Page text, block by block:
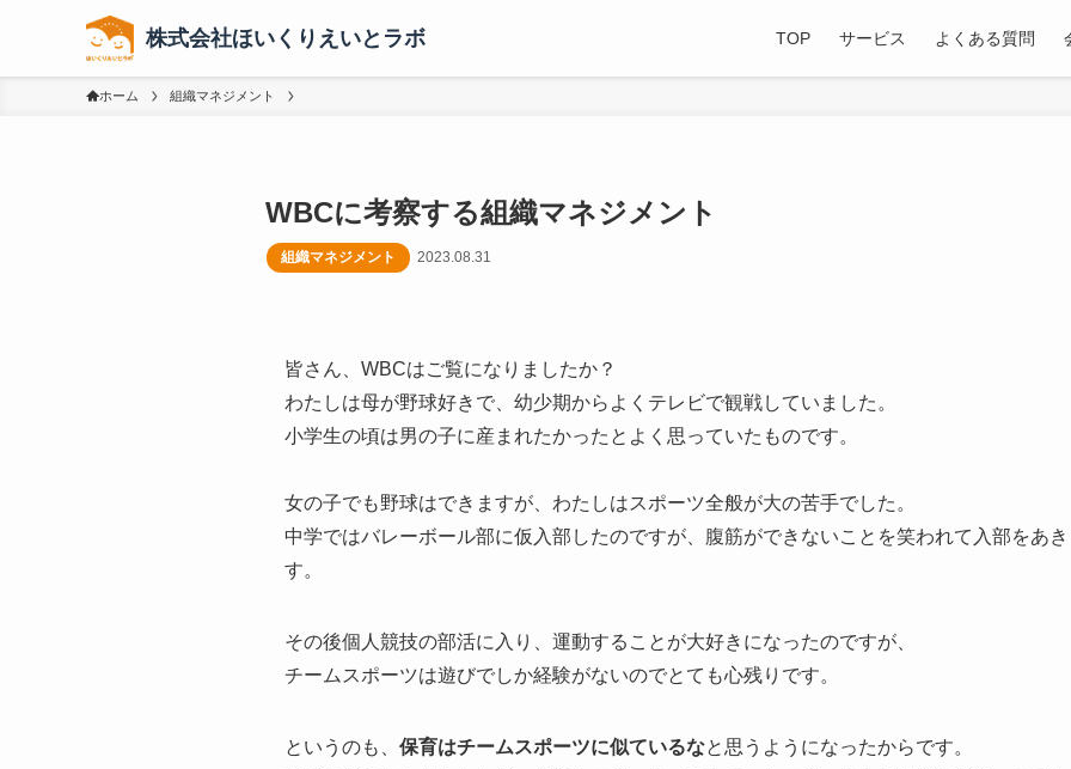
株式会社ほいくりえいとラボ TOP サービス よくある質問
ホーム 組織マネジメント
WBCに考察する組織マネジメント
組織マネジメント 2023.08.31
皆さん、WBCはご覧になりましたか？
わたしは母が野球好きで、幼少期からよくテレビで観戦していました。
小学生の頃は男の子に産まれたかったとよく思っていたものです。
女の子でも野球はできますが、わたしはスポーツ全般が大の苦手でした。
中学ではバレーボール部に仮入部したのですが、腹筋ができないことを笑われて入部をあ
す。
その後個人競技の部活に入り、運動することが大好きになったのですが、
チームスポーツは遊びでしか経験がないのでとても心残りです。
というのも、 保育はチームスポーツに似ているなと思うようになったからです。